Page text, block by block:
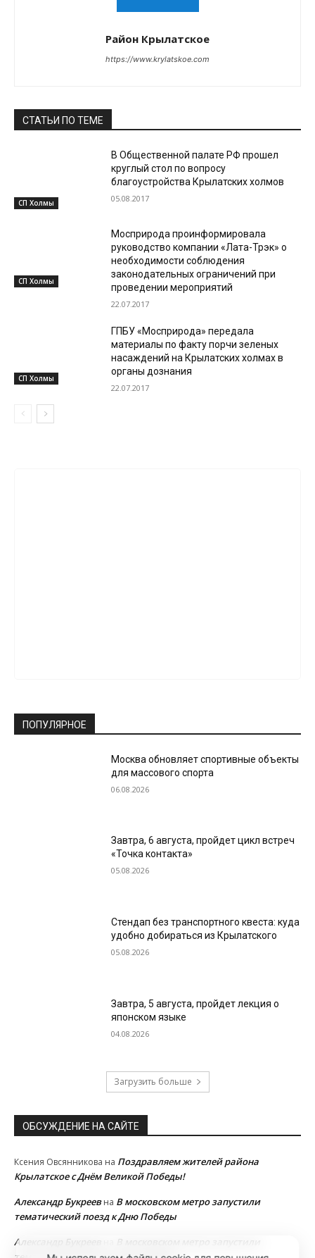
Район Крылатское
https://www.krylatskoe.com
СТАТЬИ ПО ТЕМЕ
СП Холмы
В Общественной палате РФ прошел
круглый стол по вопросу
благоустройства Крылатских холмов
05.08.2017
СП Холмы
Мосприрода проинформировала
руководство компании «Лата-Трэк» о
необходимости соблюдения
законодательных ограничений при
проведении мероприятий
22.07.2017
СП Холмы
ГПБУ «Мосприрода» передала
материалы по факту порчи зеленых
насаждений на Крылатских холмах в
органы дознания
22.07.2017
ПОПУЛЯРНОЕ
Москва обновляет спортивные объекты
для массового спорта
06.08.2026
Завтра, 6 августа, пройдет цикл встреч
«Точка контакта»
05.08.2026
Стендап без транспортного квеста: куда
удобно добираться из Крылатского
05.08.2026
Завтра, 5 августа, пройдет лекция о
японском языке
04.08.2026
Загрузить больше
ОБСУЖДЕНИЕ НА САЙТЕ
Ксения Овсянникова на Поздравляем жителей района
Крылатское с Днём Великой Победы!
Александр Букреевна В московском метро запустили
тематический поезд к Дню Победы
Александр Букреев
В московском метро запустили